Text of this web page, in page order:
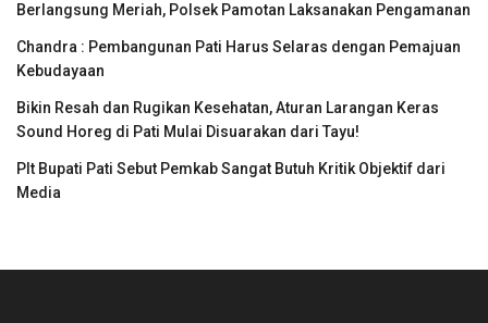
Berlangsung Meriah, Polsek Pamotan Laksanakan Pengamanan
Chandra : Pembangunan Pati Harus Selaras dengan Pemajuan
Kebudayaan
Bikin Resah dan Rugikan Kesehatan, Aturan Larangan Keras
Sound Horeg di Pati Mulai Disuarakan dari Tayu!
Plt Bupati Pati Sebut Pemkab Sangat Butuh Kritik Objektif dari
Media